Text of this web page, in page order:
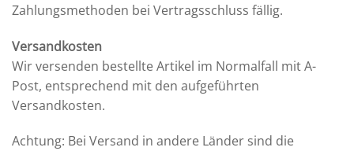
Zahlungsmethoden bei Vertragsschluss fällig.
Versandkosten
Wir versenden bestellte Artikel im Normalfall mit A-
Post, entsprechend mit den aufgeführten
Versandkosten.
Achtung: Bei Versand in andere Länder sind die